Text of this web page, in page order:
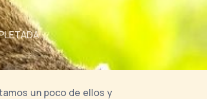
un poco de ellos y